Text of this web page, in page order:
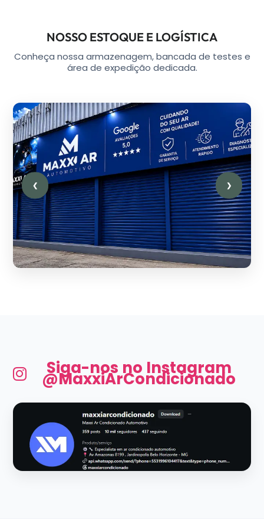
NOSSO ESTOQUE E LOGÍSTICA
Conheça nossa armazenagem, bancada de testes e
área de expedição dedicada.
❮ ❯
Siga-nos no Instagram
@MaxxiArCondicionado